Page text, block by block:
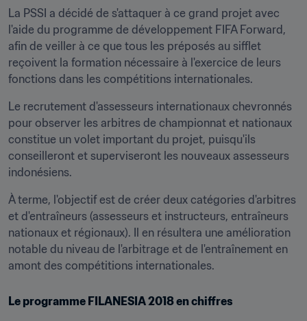
La PSSI a décidé de s'attaquer à ce grand projet avec
l'aide du programme de développement FIFA Forward,
afin de veiller à ce que tous les préposés au sifflet
reçoivent la formation nécessaire à l'exercice de leurs
fonctions dans les compétitions internationales.
Le recrutement d'assesseurs internationaux chevronnés
pour observer les arbitres de championnat et nationaux
constitue un volet important du projet, puisqu'ils
conseilleront et superviseront les nouveaux assesseurs
indonésiens.
À terme, l'objectif est de créer deux catégories d'arbitres
et d'entraîneurs (assesseurs et instructeurs, entraîneurs
nationaux et régionaux). Il en résultera une amélioration
notable du niveau de l'arbitrage et de l'entraînement en
amont des compétitions internationales.
Le programme FILANESIA 2018 en chiffres